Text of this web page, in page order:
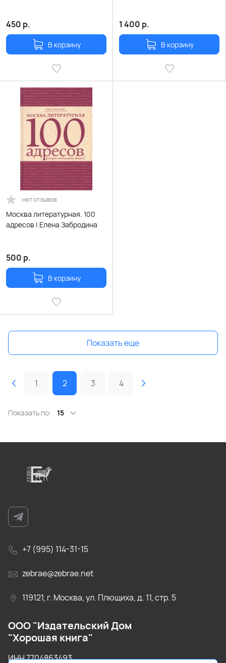
450 р.
В корзину
1 400 р.
В корзину
нет отзывов
Москва литературная. 100
адресов | Елена Забродина
500 р.
В корзину
Показать еще
1 2 3 4
Показать по: 15
+7 (995) 114-31-15
zebrae@zebrae.net
119121, г. Москва, ул. Плющиха, д. 11, стр. 5
ООО "Издательский Дом
"Хорошая книга"
ИНН 7704863493